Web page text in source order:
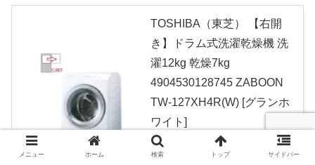
TOSHIBA（東芝） 【右開
き】ドラム式洗濯乾燥機 洗
濯12kg 乾燥7kg
4904530128745 ZABOON
TW-127XH4R(W) [グランホ
ワイト]
created by Rinker
メニュー ホーム 検索 トップ サイドバー